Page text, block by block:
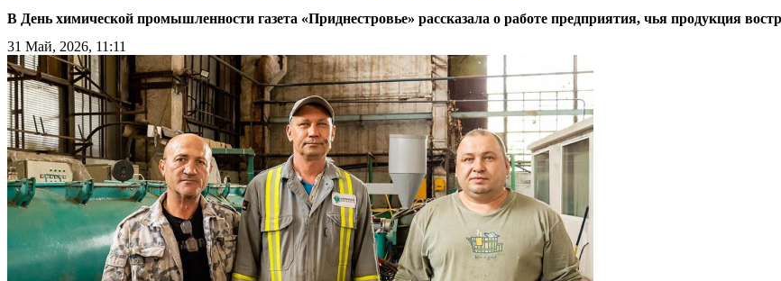
В День химической промышленности газета «Приднестровье» рассказала о работе предприятия, чья продукция
31 Май, 2026, 11:11